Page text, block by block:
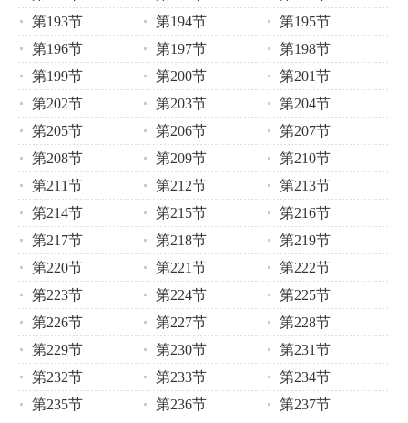
第193节
第194节
第195节
第196节
第197节
第198节
第199节
第200节
第201节
第202节
第203节
第204节
第205节
第206节
第207节
第208节
第209节
第210节
第211节
第212节
第213节
第214节
第215节
第216节
第217节
第218节
第219节
第220节
第221节
第222节
第223节
第224节
第225节
第226节
第227节
第228节
第229节
第230节
第231节
第232节
第233节
第234节
第235节
第236节
第237节